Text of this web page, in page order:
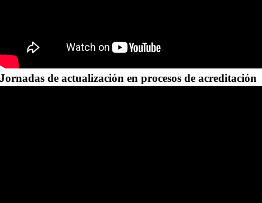
Jornadas de actualización en procesos de acreditación